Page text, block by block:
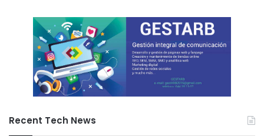
Recent Tech News